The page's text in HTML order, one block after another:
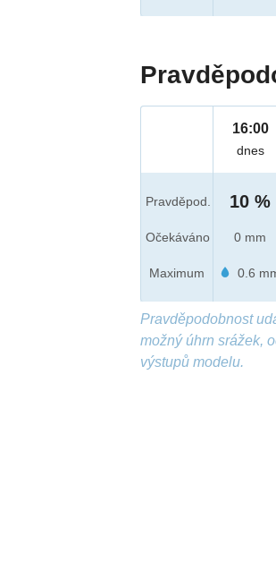
Pravděpod.
Očekáváno
Maximum
16:00
dnes
10 %
0 mm
0.6
Pravděpodobnost
možný úhrn srážek,
výstupů modelu.